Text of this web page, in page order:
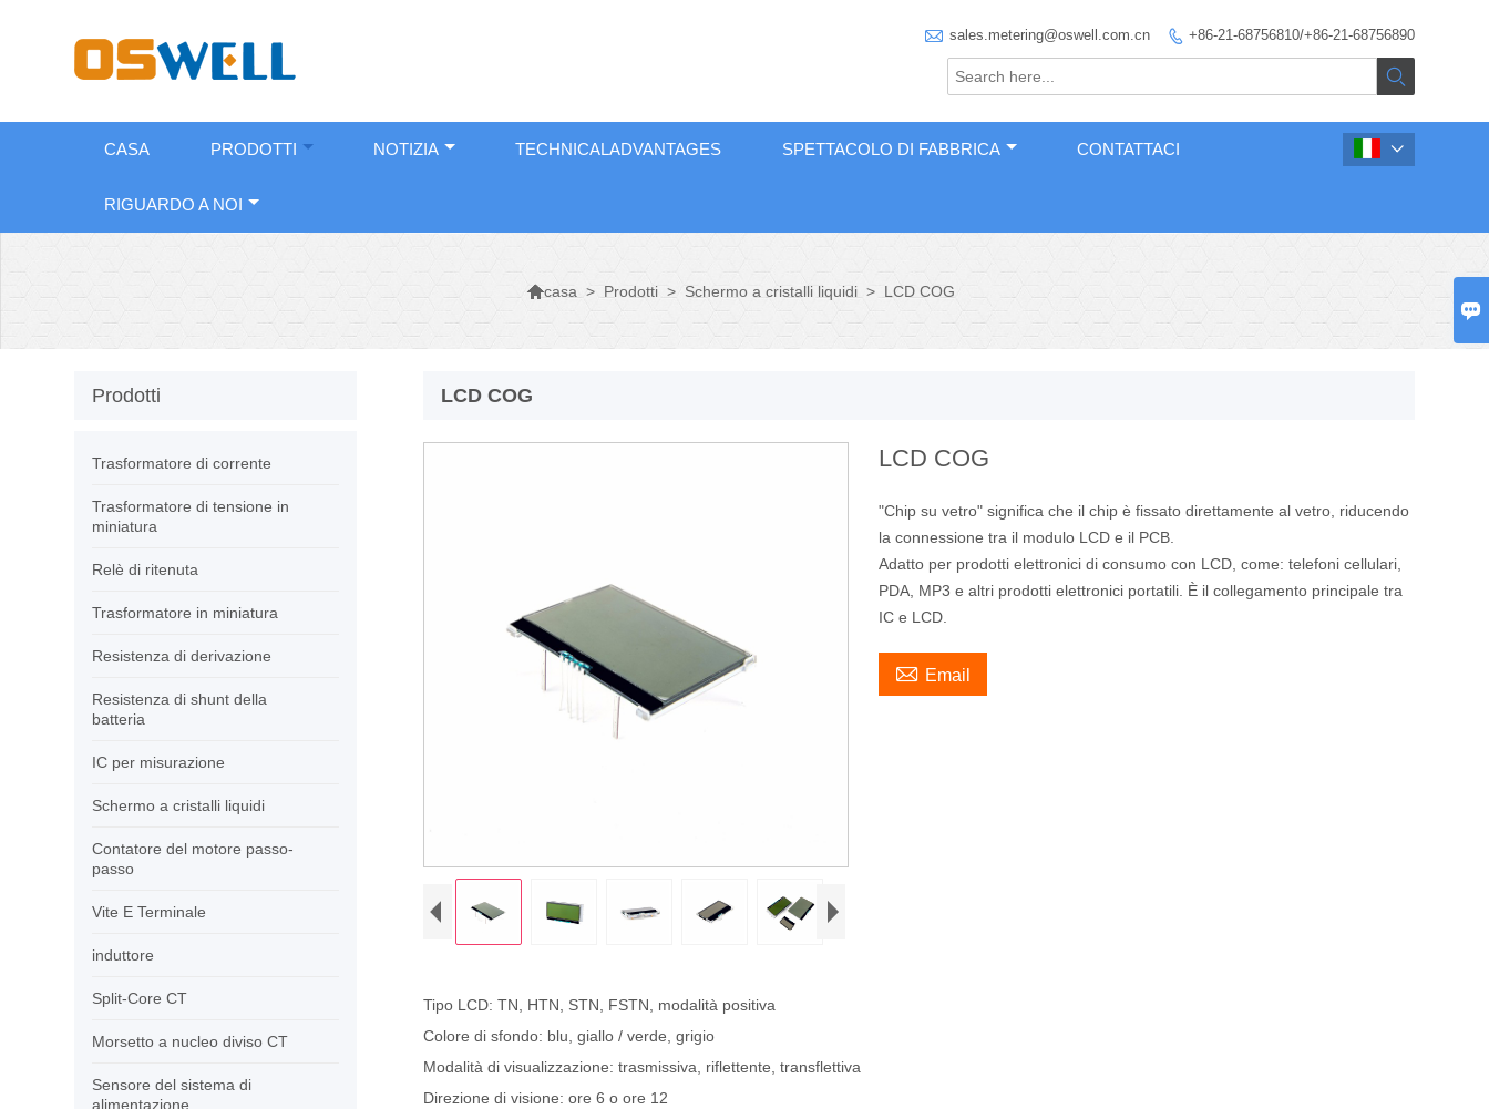

 sales.metering@oswell.com.cn  +86-21-68756810/+86-21-68756890

CASA PRODOTTI NOTIZIA TECHNICALADVANTAGES SPETTACOLO DI FABBRICA CONTATTACI
RIGUARDO A NOI

casa > Prodotti > Schermo a cristalli liquidi > LCD COG
LCD COG
LCD COG
"Chip su vetro" significa che il chip è fissato direttamente al vetro, riducendo
la connessione tra il modulo LCD e il PCB.
Adatto per prodotti elettronici di consumo con LCD, come: telefoni cellulari,
PDA, MP3 e altri prodotti elettronici portatili. È il collegamento principale tra
IC e LCD.
 Email
Tipo LCD: TN, HTN, STN, FSTN, modalità positiva
Colore di sfondo: blu, giallo / verde, grigio
Modalità di visualizzazione: trasmissiva, riflettente, transflettiva
Direzione di visione: ore 6 o ore 12
Prodotti
Trasformatore di corrente
Trasformatore di tensione in
miniatura
Relè di ritenuta
Trasformatore in miniatura
Resistenza di derivazione
Resistenza di shunt della
batteria
IC per misurazione
Schermo a cristalli liquidi
Contatore del motore passo-
passo
Vite E Terminale
induttore
Split-Core CT
Morsetto a nucleo diviso CT
Sensore del sistema di
alimentazione